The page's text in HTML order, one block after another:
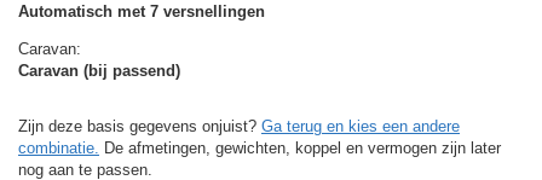
Automatisch met 7 versnellingen
Caravan:
Caravan (bij passend)
Zijn deze basis gegevens onjuist? Ga terug en kies een andere
combinatie. De afmetingen, gewichten, koppel en vermogen zijn later
nog aan te passen.